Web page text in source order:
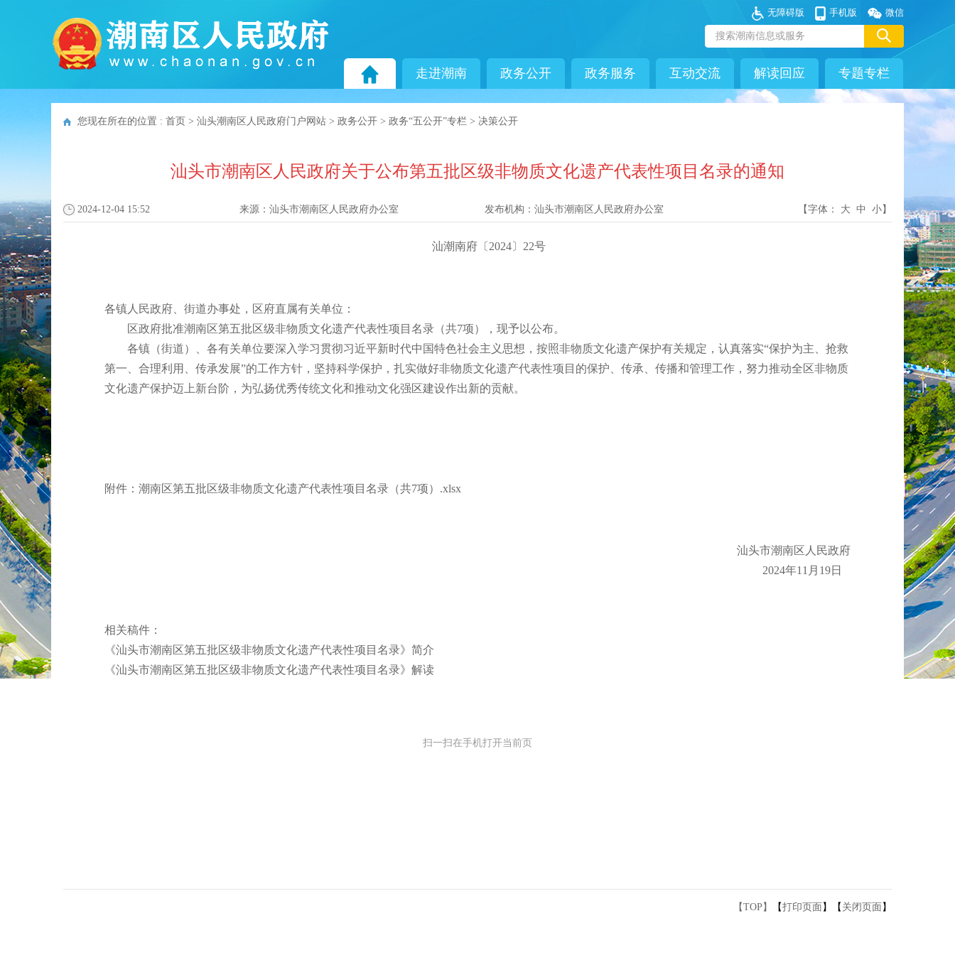
微信
手机版
无障碍版
走进潮南 政务公开 政务服务 互动交流 解读回应 专题专栏
您现在所在的位置 : 首页 > 汕头潮南区人民政府门户网站 > 政务公开 > 政务“五公开”专栏 > 决策公开
汕头市潮南区人民政府关于公布第五批区级非物质文化遗产代表性项目名录的通知
2024-12-04 15:52 来源： 汕头市潮南区人民政府办公室 发布机构： 汕头市潮南区人民政府办公室 【字体： 大 中 小】
汕潮南府〔2024〕22号
各镇人民政府、街道办事处，区府直属有关单位：
区政府批准潮南区第五批区级非物质文化遗产代表性项目名录（共7项），现予以公布。
各镇（街道）、各有关单位要深入学习贯彻习近平新时代中国特色社会主义思想，按照非物质文化遗产保护有关规定，认真落实“保护为主、抢救
第一、合理利用、传承发展”的工作方针，坚持科学保护，扎实做好非物质文化遗产代表性项目的保护、传承、传播和管理工作，努力推动全区非物质
文化遗产保护迈上新台阶，为弘扬优秀传统文化和推动文化强区建设作出新的贡献。
附件：潮南区第五批区级非物质文化遗产代表性项目名录（共7项）.xlsx
汕头市潮南区人民政府
2024年11月19日
相关稿件：
《汕头市潮南区第五批区级非物质文化遗产代表性项目名录》简介
《汕头市潮南区第五批区级非物质文化遗产代表性项目名录》解读
扫一扫在手机打开当前页
【TOP】 【打印页面 】【 关闭页面 】